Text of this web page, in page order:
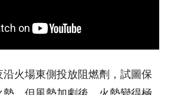
火場東側投放阻燃劑，試圖保